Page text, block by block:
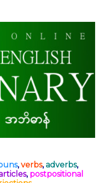
,verbs,adverbs,
, postpositional